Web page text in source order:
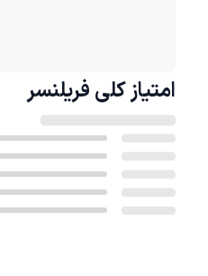
امتیاز کلی فریلنسر